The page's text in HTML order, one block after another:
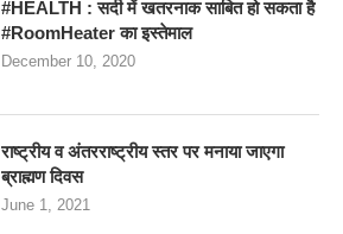
#HEALTH : सर्दी में खतरनाक साबित हो सकता है
#RoomHeater का इस्तेमाल
December 10, 2020
राष्ट्रीय व अंतरराष्ट्रीय स्तर पर मनाया जाएगा
ब्राह्मण दिवस
June 1, 2021